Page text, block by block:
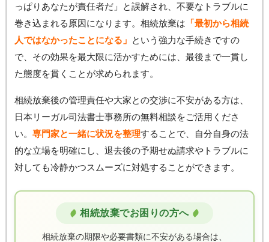
っぱりあなたが責任者だ」と誤解され、不要なトラブルに
巻き込まれる原因になります。相続放棄は 「最初から相続
人ではなかったことになる」 という強力な手続きですの
で、その効果を最大限に活かすためには、最後まで一貫し
た態度を貫くことが求められます。
相続放棄後の管理責任や大家との交渉に不安がある方は、
日本リーガル司法書士事務所の無料相談をご活用くださ
い。 専門家と一緒に状況を整理することで、自分自身の法
的な立場を明確にし、退去後の予期せぬ請求やトラブルに
対しても冷静かつスムーズに対処することができます。
相続放棄でお困りの方へ
相続放棄の期限や必要書類に不安がある場合は、